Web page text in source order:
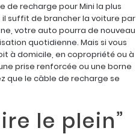
de recharge pour Mini la plus
suffit de brancher la voiture par
votre auto pourra de nouveau
quotidienne. Mais si vous
à domicile, en copropriété ou à
prise renforcée ou une borne
que le câble de recharge se
le plein”